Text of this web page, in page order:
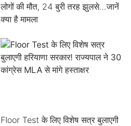
लोगों की मौत, 24 बुरी तरह झुलसे...जानें
क्या है मामला
Floor Test के लिए विशेष सत्र बुलाएगी